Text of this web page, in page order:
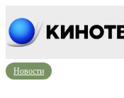
Новости